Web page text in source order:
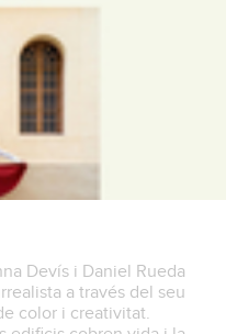
Devís i Daniel Rueda
a través del seu
color i creativitat.